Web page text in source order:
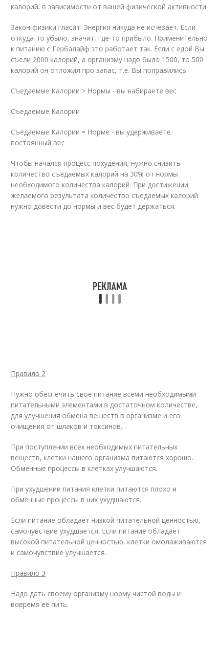
калорий, в зависимости от вашей физической активности.
Закон физики гласит: Энергия никуда не исчезает. Если
откуда-то убыло, значит, где-то прибыло. Применительно
к питанию с Гербалайф это работает так. Если с едой Вы
съели 2000 калорий, а организму надо было 1500, то 500
калорий он отложил про запас, т.е. Вы поправились.
Съедаемые Калории > Нормы - вы набираете вес
Съедаемые Калории
Съедаемые Калории = Норме - вы удерживаете
постоянный вес
Чтобы начался процесс похудения, нужно снизить
количество съедаемых калорий на 30% от нормы
необходимого количества калорий. При достижении
желаемого результата количество съедаемых калорий
нужно довести до нормы и вес будет держаться.
Правило 2
Нужно обеспечить своё питание всеми необходимыми
питательными элементами в достаточном количестве,
для улучшения обмена веществ в организме и его
очищения от шлаков и токсинов.
При поступлении всех необходимых питательных
веществ, клетки нашего организма питаются хорошо.
Обменные процессы в клетках улучшаются.
При ухудшении питания клетки питаются плохо и
обменные процессы в них ухудшаются.
Если питание обладает низкой питательной ценностью,
самочувствие ухудшается. Если питание обладает
высокой питательной ценностью, клетки омолаживаются
и самочувствие улучшается.
Правило 3
Надо дать своему организму норму чистой воды и
вовремя её пить.